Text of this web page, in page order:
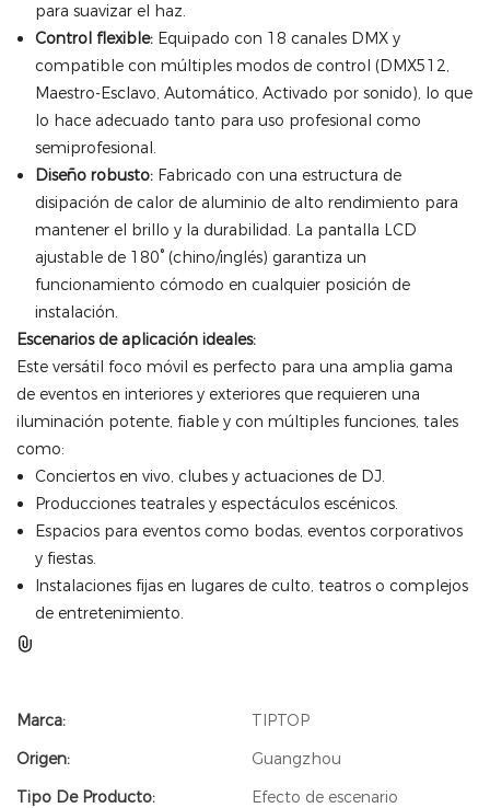
para suavizar el haz.
Control flexible:Equipado con 18 canales DMX y
compatible con múltiples modos de control (DMX512,
Maestro-Esclavo, Automático, Activado por sonido), lo que
lo hace adecuado tanto para uso profesional como
semiprofesional.
Diseño robusto:Fabricado con una estructura de
disipación de calor de aluminio de alto rendimiento para
mantener el brillo y la durabilidad. La pantalla LCD
ajustable de 180° (chino/inglés) garantiza un
funcionamiento cómodo en cualquier posición de
instalación.
Escenarios de aplicación ideales:
Este versátil foco móvil es perfecto para una amplia gama
de eventos en interiores y exteriores que requieren una
iluminación potente, fiable y con múltiples funciones, tales
como:
Conciertos en vivo, clubes y actuaciones de DJ.
Producciones teatrales y espectáculos escénicos.
Espacios para eventos como bodas, eventos corporativos
y fiestas.
Instalaciones fijas en lugares de culto, teatros o complejos
de entretenimiento.
Marca:
TIPTOP
Origen:
Guangzhou
Tipo De Producto:
Efecto de escenario